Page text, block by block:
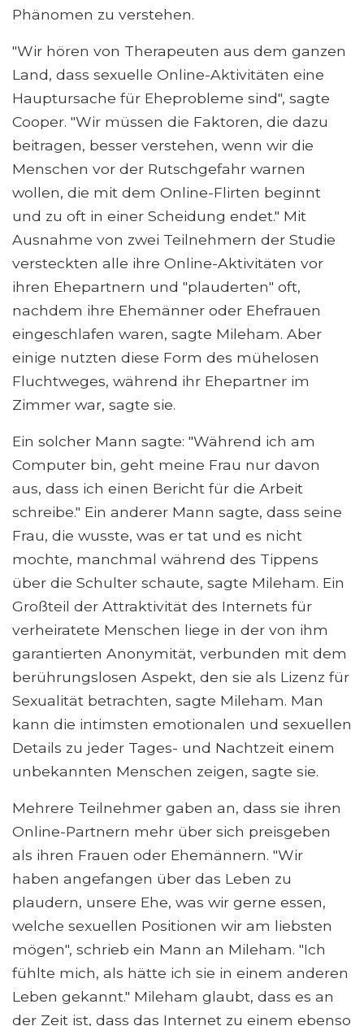
Phänomen zu verstehen.
"Wir hören von Therapeuten aus dem ganzen
Land, dass sexuelle Online-Aktivitäten eine
Hauptursache für Eheprobleme sind", sagte
Cooper. "Wir müssen die Faktoren, die dazu
beitragen, besser verstehen, wenn wir die
Menschen vor der Rutschgefahr warnen
wollen, die mit dem Online-Flirten beginnt
und zu oft in einer Scheidung endet." Mit
Ausnahme von zwei Teilnehmern der Studie
versteckten alle ihre Online-Aktivitäten vor
ihren Ehepartnern und "plauderten" oft,
nachdem ihre Ehemänner oder Ehefrauen
eingeschlafen waren, sagte Mileham. Aber
einige nutzten diese Form des mühelosen
Fluchtweges, während ihr Ehepartner im
Zimmer war, sagte sie.
Ein solcher Mann sagte: "Während ich am
Computer bin, geht meine Frau nur davon
aus, dass ich einen Bericht für die Arbeit
schreibe." Ein anderer Mann sagte, dass seine
Frau, die wusste, was er tat und es nicht
mochte, manchmal während des Tippens
über die Schulter schaute, sagte Mileham. Ein
Großteil der Attraktivität des Internets für
verheiratete Menschen liege in der von ihm
garantierten Anonymität, verbunden mit dem
berührungslosen Aspekt, den sie als Lizenz für
Sexualität betrachten, sagte Mileham. Man
kann die intimsten emotionalen und sexuellen
Details zu jeder Tages- und Nachtzeit einem
unbekannten Menschen zeigen, sagte sie.
Mehrere Teilnehmer gaben an, dass sie ihren
Online-Partnern mehr über sich preisgeben
als ihren Frauen oder Ehemännern. "Wir
haben angefangen über das Leben zu
plaudern, unsere Ehe, was wir gerne essen,
welche sexuellen Positionen wir am liebsten
mögen", schrieb ein Mann an Mileham. "Ich
fühlte mich, als hätte ich sie in einem anderen
Leben gekannt." Mileham glaubt, dass es an
der Zeit ist, dass das Internet zu einem ebenso